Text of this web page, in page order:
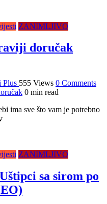
ZANIMLJIVO
doručak
Plus 555 Views 0 Comments
0 min read
ima sve što vam je potrebno
ZANIMLJIVO
sa sirom po